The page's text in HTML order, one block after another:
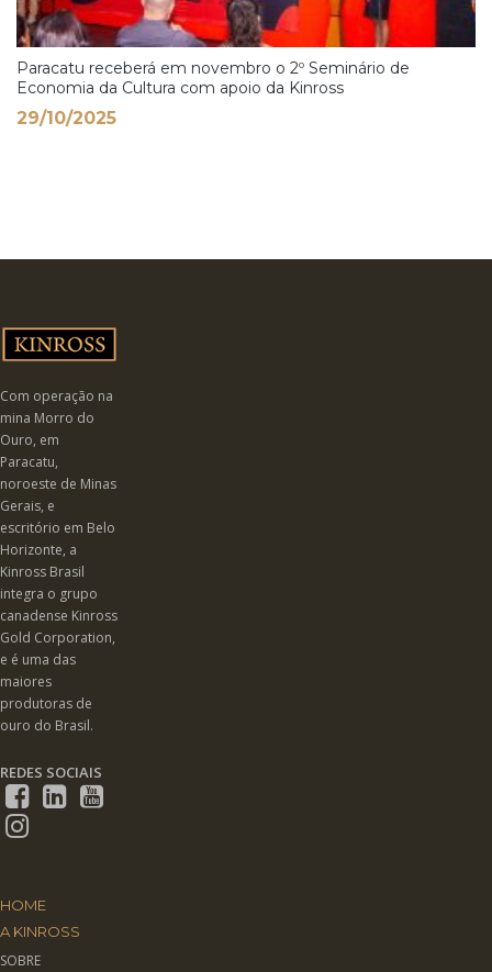
Paracatu receberá em novembro o 2º Seminário de
Economia da Cultura com apoio da Kinross
29/10/2025
Com operação na
mina Morro do
Ouro, em
Paracatu,
noroeste de Minas
Gerais, e
escritório em Belo
Horizonte, a
Kinross Brasil
integra o grupo
canadense Kinross
Gold Corporation,
e é uma das
maiores
produtoras de
ouro do Brasil.
REDES SOCIAIS
HOME
A KINROSS
SOBRE